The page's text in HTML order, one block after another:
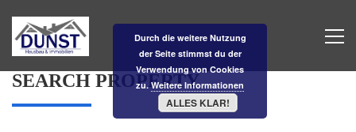
SEARCH PROPERTY
Durch die weitere Nutzung
der Seite stimmst du der
Verwendung von Cookies
zu.Weitere Informationen
ALLES KLAR!